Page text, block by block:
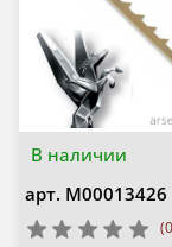
В наличии
арт. М00013426